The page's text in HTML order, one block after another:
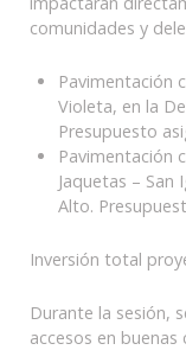
comunidades y
Pavimentación
Violeta, en la
Presupuesto
Pavimentación
Jaquetas –
Alto.
Inversión total
Durante la sesión,
accesos en